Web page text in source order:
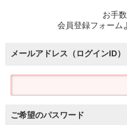
お手
会員登録フォーム
メールアドレス（ログインID）
ご希望のパスワード